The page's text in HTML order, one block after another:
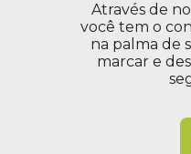
Através de
você tem o
na palma de
marcar e